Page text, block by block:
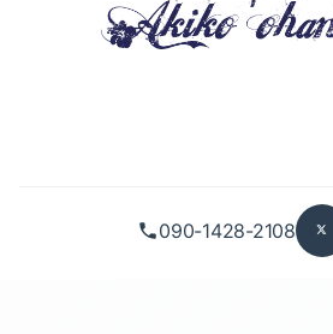
090-1428-2108